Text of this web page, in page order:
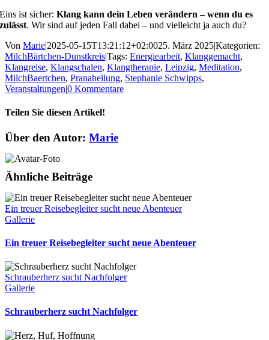
Eins ist sicher:Klang kann dein Leben verändern – wenn du es
zulässt. Wir sind auf jeden Fall dabei – und vielleicht ja auch du?
Von Marie|2025-05-15T13:21:12+02:0025. März 2025|Kategorien:
MilchBärtchen-Dunstkreis|Tags: Energiearbeit, Klanggemacht,
Klangreise, Klangschalen, Klangtherapie, Leipzig, Meditation,
MilchBaertchen, Pranaheilung, Stephanie Schwipps,
Veranstaltungen|0 Kommentare
Teilen Sie diesen Artikel!
Facebook
X
Reddit
LinkedIn
WhatsApp
Telegram
Tumblr
Pinterest
Vk
Xing
E-
Über den Autor: Marie
Ähnliche Beiträge
Ein treuer Reisebegleiter sucht neue Abenteuer
Gallerie
Ein treuer Reisebegleiter sucht neue Abenteuer
Schrau­ber­herz sucht Nach­folger
Gallerie
Schrau­ber­herz sucht Nach­folger